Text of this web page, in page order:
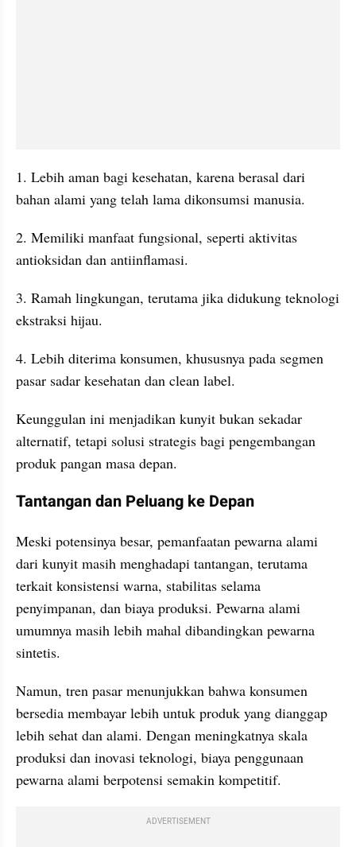
1. Lebih aman bagi kesehatan, karena berasal dari
bahan alami yang telah lama dikonsumsi manusia.
2. Memiliki manfaat fungsional, seperti aktivitas
antioksidan dan antiinflamasi.
3. Ramah lingkungan, terutama jika didukung teknologi
ekstraksi hijau.
4. Lebih diterima konsumen, khususnya pada segmen
pasar sadar kesehatan dan clean label.
Keunggulan ini menjadikan kunyit bukan sekadar
alternatif, tetapi solusi strategis bagi pengembangan
produk pangan masa depan.
Tantangan dan Peluang ke Depan
Meski potensinya besar, pemanfaatan pewarna alami
dari kunyit masih menghadapi tantangan, terutama
terkait konsistensi warna, stabilitas selama
penyimpanan, dan biaya produksi. Pewarna alami
umumnya masih lebih mahal dibandingkan pewarna
sintetis.
Namun, tren pasar menunjukkan bahwa konsumen
bersedia membayar lebih untuk produk yang dianggap
lebih sehat dan alami. Dengan meningkatnya skala
produksi dan inovasi teknologi, biaya penggunaan
pewarna alami berpotensi semakin kompetitif.
ADVERTISEMENT